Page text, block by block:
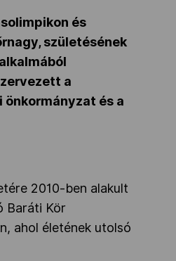
és
születésének
a
és a
2010-ben alakult
Baráti Kör
ahol életének utolsó